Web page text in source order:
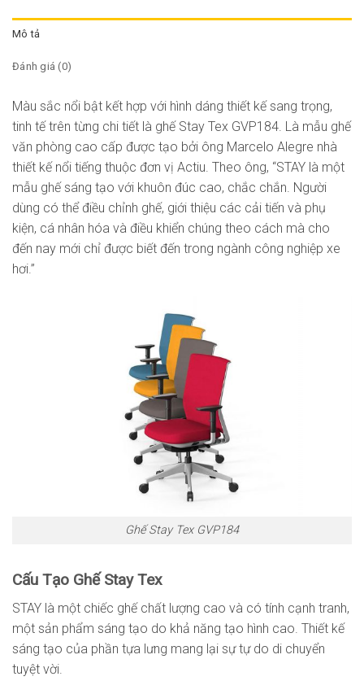
Mô tả
Đánh giá (0)
Màu sắc nổi bật kết hợp với hình dáng thiết kế sang trọng,
tinh tế trên từng chi tiết là ghế Stay Tex GVP184. Là mẫu ghế
văn phòng cao cấp được tạo bởi ông Marcelo Alegre nhà
thiết kế nổi tiếng thuộc đơn vị Actiu. Theo ông, “STAY là một
mẫu ghế sáng tạo với khuôn đúc cao, chắc chắn. Người
dùng có thể điều chỉnh ghế, giới thiệu các cải tiến và phụ
kiện, cá nhân hóa và điều khiển chúng theo cách mà cho
đến nay mới chỉ được biết đến trong ngành công nghiệp xe
hơi.”
Ghế Stay Tex GVP184
Cấu Tạo Ghế Stay Tex
STAY là một chiếc ghế chất lượng cao và có tính cạnh tranh,
một sản phẩm sáng tạo do khả năng tạo hình cao. Thiết kế
sáng tạo của phần tựa lưng mang lại sự tự do di chuyển
tuyệt vời.